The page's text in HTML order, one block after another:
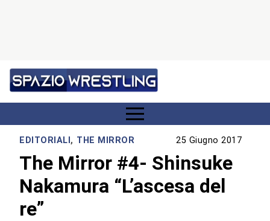
EDITORIALI, THE MIRROR 25 Giugno 2017
The Mirror #4- Shinsuke
Nakamura “L’ascesa del
re”